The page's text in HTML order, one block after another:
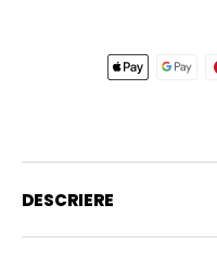
DESCRIERE